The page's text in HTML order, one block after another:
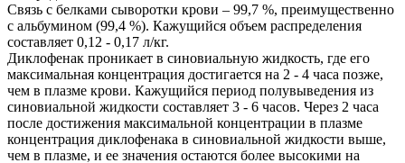
Связь с белками сыворотки крови – 99,7 %, преимущественно
с альбумином (99,4 %). Кажущийся объем распределения
составляет 0,12 - 0,17 л/кг.
Диклофенак проникает в синовиальную жидкость, где его
максимальная концентрация достигается на 2 - 4 часа позже,
чем в плазме крови. Кажущийся период полувыведения из
синовиальной жидкости составляет 3 - 6 часов. Через 2 часа
после достижения максимальной концентрации в плазме
концентрация диклофенака в синовиальной жидкости выше,
чем в плазме, и ее значения остаются более высокими на